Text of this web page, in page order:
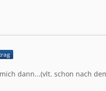
dann...(vlt. schon nach